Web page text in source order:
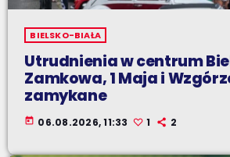
BIELSKO-BIAŁA
Utrudnienia w centrum
Zamkowa, 1 Maja i
zamykane
today 06.08.2026, 11:33 1 2